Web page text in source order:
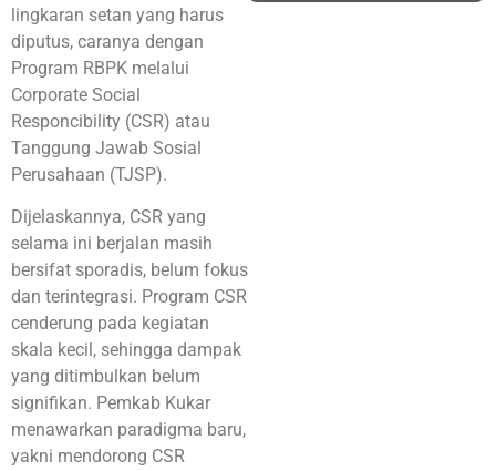
lingkaran setan yang harus
diputus, caranya dengan
Program RBPK melalui
Corporate Social
Responcibility (CSR) atau
Tanggung Jawab Sosial
Perusahaan (TJSP).
Dijelaskannya, CSR yang
selama ini berjalan masih
bersifat sporadis, belum fokus
dan terintegrasi. Program CSR
cenderung pada kegiatan
skala kecil, sehingga dampak
yang ditimbulkan belum
signifikan. Pemkab Kukar
menawarkan paradigma baru,
yakni mendorong CSR